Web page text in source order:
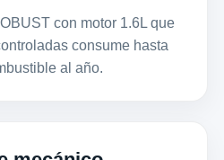
con motor 1.6L que
consume hasta
al año.